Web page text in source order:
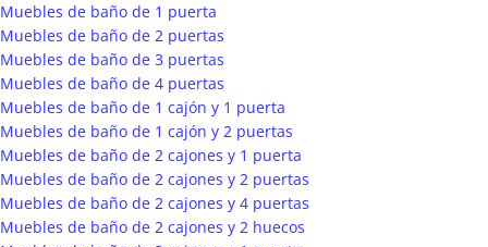
Muebles de baño de 1 puerta
Muebles de baño de 2 puertas
Muebles de baño de 3 puertas
Muebles de baño de 4 puertas
Muebles de baño de 1 cajón y 1 puerta
Muebles de baño de 1 cajón y 2 puertas
Muebles de baño de 2 cajones y 1 puerta
Muebles de baño de 2 cajones y 2 puertas
Muebles de baño de 2 cajones y 4 puertas
Muebles de baño de 2 cajones y 2 huecos